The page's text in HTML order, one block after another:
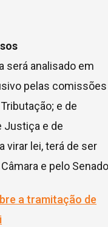
será analisado em
pelas comissões
e de
Justiça e de
virar lei, terá de ser
e pelo
a tramitação de